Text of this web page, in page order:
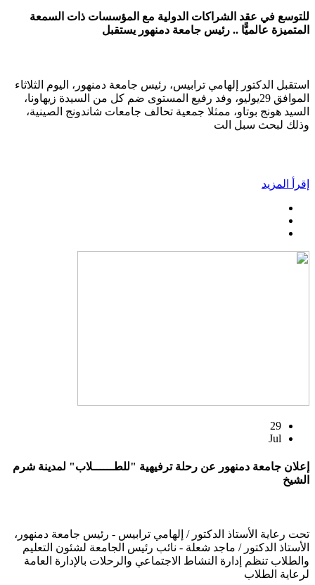
للتوسع في عقد الشراكات الدولية مع المؤسسات ذات السمعة
المتميزة عالميًّا .. رئيس جامعة دمنهور يستقبل
استقبل الدكتور إلهامي ترابيس، رئيس جامعة دمنهور، اليوم الثلاثاء
الموافق 29يوليو، وفد رفيع المستوى ضم كل من السيدة زيهاونا،
السيد هونج بوتاو، ممثلا جمعية تحالف جامعات شاندونج الصينية،
وذلك لبحث سبل الت
إقرأ المزيد
29
Jul
إعلان جامعة دمنهور عن رحلة ترفيهية "للطــــــلاب" لمدينة شرم
الشيخ
تحت رعاية الأستاذ الدكتور / إلهامي ترابيس - رئيس جامعة دمنهور،
الأستاذ الدكتور / ماجد شعلة - نائب رئيس الجامعة لشئون التعليم
والطلاب تنظم إدارة النشاط الاجتماعي والرحلات بالإدارة العامة
لرعاية الطلاب